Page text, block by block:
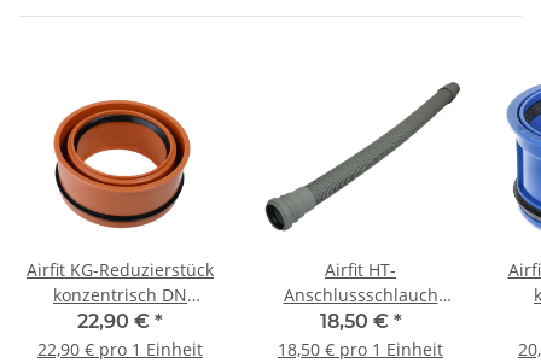
Airfit KG-Reduzierstück
konzentrisch DN
160/125 160125KG
22,90 € *
22,90 € pro 1 Einheit
Airfit HT-
Anschlussschlauch
DN50 x 750 mm
Spitzende DN40|50
18,50 € *
18,50 € pro 1 Einheit